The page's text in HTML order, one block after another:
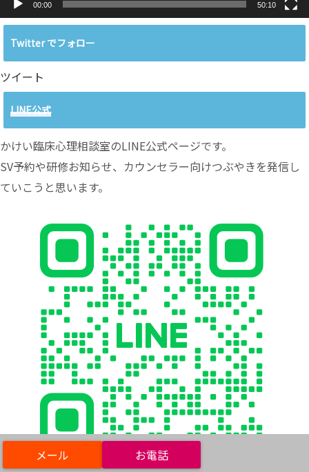
00:00 50:10
Twitter でフォロー
ツイート
LINE公式
かけい臨床心理相談室のLINE公式ページです。
SV予約や研修お知らせ、カウンセラー向けつぶやきを発信し
ていこうと思います。